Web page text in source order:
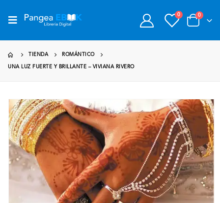
0 0
TIENDA ROMÁNTICO
UNA LUZ FUERTE Y BRILLANTE – VIVIANA RIVERO